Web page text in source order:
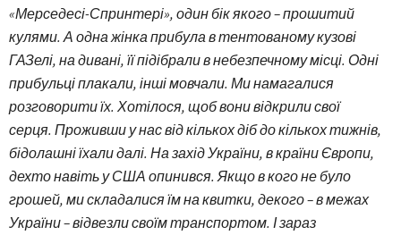
«Мерседесі-Спринтері», один бік якого – прошитий
кулями. А одна жінка прибула в тентованому кузові
ГАЗелі, на дивані, її підібрали в небезпечному місці. Одні
прибульці плакали, інші мовчали. Ми намагалися
розговорити їх. Хотілося, щоб вони відкрили свої
серця. Проживши у нас від кількох діб до кількох тижнів,
бідолашні їхали далі. На захід України, в країни Європи,
дехто навіть у США опинився. Якщо в кого не було
грошей, ми складалися їм на квитки, декого – в межах
України – відвезли своїм транспортом. І зараз